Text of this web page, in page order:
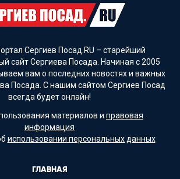
Сергиев Посад.RU – старейший
сайт Сергиева Посада. Начиная с 2005
вам о последних новостях и важных
Посада. С нашим сайтом Сергиев Посад
всегда будет онлайн!
материалов и правовая
информация
использовании персональных данных
ГЛАВНАЯ